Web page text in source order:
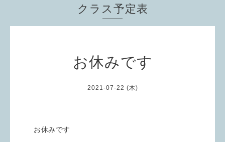
クラス予定表
お休みです
2021-07-22 (木)
お休みです